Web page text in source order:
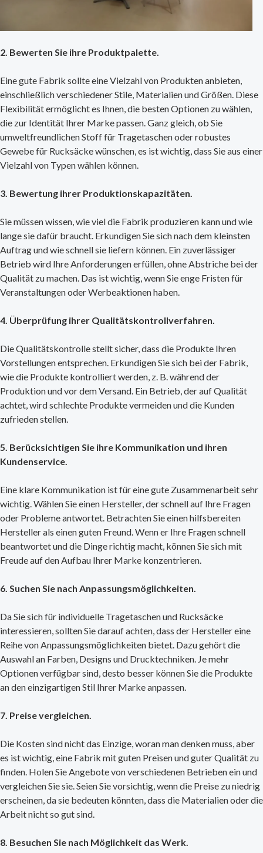
2. Bewerten Sie ihre Produktpalette.
Eine gute Fabrik sollte eine Vielzahl von Produkten anbieten,
einschließlich verschiedener Stile, Materialien und Größen. Diese
Flexibilität ermöglicht es Ihnen, die besten Optionen zu wählen,
die zur Identität Ihrer Marke passen. Ganz gleich, ob Sie
umweltfreundlichen Stoff für Tragetaschen oder robustes
Gewebe für Rucksäcke wünschen, es ist wichtig, dass Sie aus einer
Vielzahl von Typen wählen können.
3. Bewertung ihrer Produktionskapazitäten.
Sie müssen wissen, wie viel die Fabrik produzieren kann und wie
lange sie dafür braucht. Erkundigen Sie sich nach dem kleinsten
Auftrag und wie schnell sie liefern können. Ein zuverlässiger
Betrieb wird Ihre Anforderungen erfüllen, ohne Abstriche bei der
Qualität zu machen. Das ist wichtig, wenn Sie enge Fristen für
Veranstaltungen oder Werbeaktionen haben.
4. Überprüfung ihrer Qualitätskontrollverfahren.
Die Qualitätskontrolle stellt sicher, dass die Produkte Ihren
Vorstellungen entsprechen. Erkundigen Sie sich bei der Fabrik,
wie die Produkte kontrolliert werden, z. B. während der
Produktion und vor dem Versand. Ein Betrieb, der auf Qualität
achtet, wird schlechte Produkte vermeiden und die Kunden
zufrieden stellen.
5. Berücksichtigen Sie ihre Kommunikation und ihren
Kundenservice.
Eine klare Kommunikation ist für eine gute Zusammenarbeit sehr
wichtig. Wählen Sie einen Hersteller, der schnell auf Ihre Fragen
oder Probleme antwortet. Betrachten Sie einen hilfsbereiten
Hersteller als einen guten Freund. Wenn er Ihre Fragen schnell
beantwortet und die Dinge richtig macht, können Sie sich mit
Freude auf den Aufbau Ihrer Marke konzentrieren.
6. Suchen Sie nach Anpassungsmöglichkeiten.
Da Sie sich für individuelle Tragetaschen und Rucksäcke
interessieren, sollten Sie darauf achten, dass der Hersteller eine
Reihe von Anpassungsmöglichkeiten bietet. Dazu gehört die
Auswahl an Farben, Designs und Drucktechniken. Je mehr
Optionen verfügbar sind, desto besser können Sie die Produkte
an den einzigartigen Stil Ihrer Marke anpassen.
7. Preise vergleichen.
Die Kosten sind nicht das Einzige, woran man denken muss, aber
es ist wichtig, eine Fabrik mit guten Preisen und guter Qualität zu
finden. Holen Sie Angebote von verschiedenen Betrieben ein und
vergleichen Sie sie. Seien Sie vorsichtig, wenn die Preise zu niedrig
erscheinen, da sie bedeuten könnten, dass die Materialien oder die
Arbeit nicht so gut sind.
8. Besuchen Sie nach Möglichkeit das Werk.